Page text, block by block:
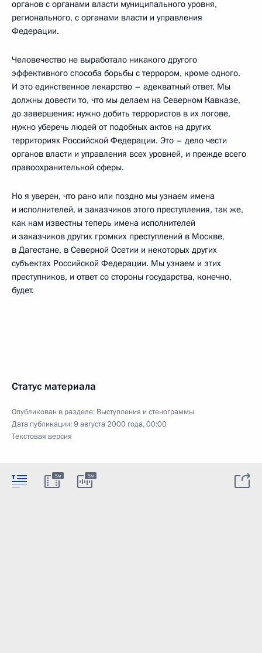
органов с органами власти муниципального уровня,
регионального, с органами власти и управления
Федерации.
Человечество не выработало никакого другого
эффективного способа борьбы с террором, кроме одного.
И это единственное лекарство – адекватный ответ. Мы
должны довести то, что мы делаем на Северном Кавказе,
до завершения: нужно добить террористов в их логове,
нужно уберечь людей от подобных актов на других
территориях Российской Федерации. Это – дело чести
органов власти и управления всех уровней, и прежде всего
правоохранительной сферы.
Но я уверен, что рано или поздно мы узнаем имена
и исполнителей, и заказчиков этого преступления, так же,
как нам известны теперь имена исполнителей
и заказчиков других громких преступлений в Москве,
в Дагестане, в Северной Осетии и некоторых других
субъектах Российской Федерации. Мы узнаем и этих
преступников, и ответ со стороны государства, конечно,
будет.
Статус материала
Опубликован в разделе: Выступления и стенограммы
Дата публикации:9 августа 2000 года, 00:00
Текстовая версия
5м 5м